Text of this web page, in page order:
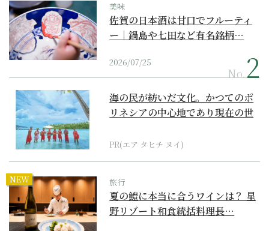
美味
佐賀の日本酒は甘口でフルーティ
ー｜鍋島や七田など有名銘柄…
2026/07/25
No.
海の民が紡いだ文化。かつてのポ
リネシアの中心地であり現在の世
PR(エア タヒチ ヌイ)
NEW 旅行
夏の鱧に本当に合うワインは？ 星
野リゾート和食統括料理長…